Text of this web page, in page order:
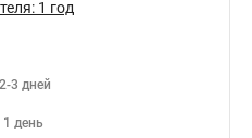
1 год
2-3 дней
1 день